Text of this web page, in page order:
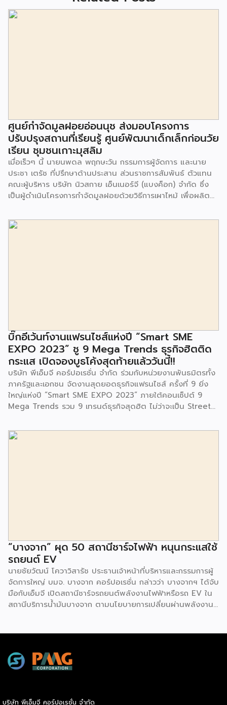
ศูนย์กำจัดมูลฝอยอ่อนนุช ส่งมอบโครงการ
ปรับปรุงสถานที่เรียนรู้ ศูนย์พัฒนาเด็กเล็กก่อนวัย
เรียน ชุมชนเกาะมุสลิม
เมื่อเร็วๆ นี้ นายนพดล พฤกษะวัน กรรมการผู้จัดการ และนาย
ประชา เตรัช ที่ปรึกษาด้านประสาน ส่วนราชการสัมพันธ์ ตัวแทน
คณะผู้บริหาร บริษัท นิวสกาย เอ็นเนอร์จี (แบงค็อก) จํากัด ซึ่ง
เป็นผู้ดำเนินโครงการกำจัดมูลฝอยด้วยวิธีการเผาไหม้ เพื่อผลิต
มูลฝอยอ่อนนุช เป็นประธานในพิธีส่งมอบโครงการปรับปรุงสถาน
ที่เรียนรู้ ศูนย์พัฒนาเด็กเล็ก ก่อนวัยเรียน ชุมชนเกาะมุสลิม แขวง
จนประชาชนในชุมชนและพื้นที่ใกล้เคียง รวมถึงคณะครู ผู้ปกครอง
และนักเรียนจากศูนย์พัฒนาเด็กเล็กก่อนวัยเรียน ชุมชนเกาะมุสลิม
ร่วมเป็นเกียรติในพิธีดังกล่าว โครงการกำจัดมูลฝอยด้วยวิธีการ
เผาไหม้ฯ ยังมีกิจกรรมเพื่อสังคมหรือ CSR อื่นๆ อีกมากมาย กับ
ชุมชนรอบๆ พื้นที่โครงการอย่างต่อเนื่อง อาทิ การลงพื้นที่
ประชาสัมพันธ์ […]
บิ๊กอีเว้นท์งานแฟรนไชส์แห่งปี “Smart SME
EXPO 2023” ชู 9 Mega Trends ธุรกิจฮิตติด
กระแส เปิดจองบูธโค้งสุดท้ายแล้ววันนี้!!
บริษัท พีเอ็มจี คอร์ปอเรชั่น จำกัด ร่วมกับหน่วยงานพันธมิตรทั้ง
ภาครัฐและเอกชน จัดงานสุดยอดธุรกิจแฟรนไชส์ ครั้งที่ 9 ยิ่ง
ใหญ่แห่งปี “Smart SME EXPO 2023” ภายใต้คอนเซ็ปต์ 9
Mega Trends รวม 9 เทรนด์ธุรกิจสุดฮิต ไม่ว่าจะเป็น Street
Trends, Coffee & Beverage Trends, Education Trends,
Health & Wellness Trends, E-Commerce Trends,
“บางจาก” ผุด 50 สถานีชาร์จไฟฟ้า หนุนกระแสใช้
รถยนต์ EV
นายชัยวัฒน์ โควาวิสารัช ประธานเจ้าหน้าที่บริหารและกรรมการผู้
จัดการใหญ่ บมจ. บางจาก คอร์ปอเรชั่น กล่าวว่า บางจากฯ ได้จับ
มือกับเอ็มจี เปิดสถานีชาร์จรถยนต์พลังงานไฟฟ้าหรือรถ EV ใน
สถานีบริการน้ำมันบางจาก ตามนโยบายการเปลี่ยนผ่านพลังงาน
สถานีบริการน้ำมันบางจากมีสถานีชาร์จรถ EV ทั้งในกรุงเทพฯ
และต่างจังหวัด ครอบคลุมทั่วประเทศ .โดยความร่วมมือครั้งนี้
บริษัท พีเอ็มจี คอร์ปอเรชั่น จำกัด